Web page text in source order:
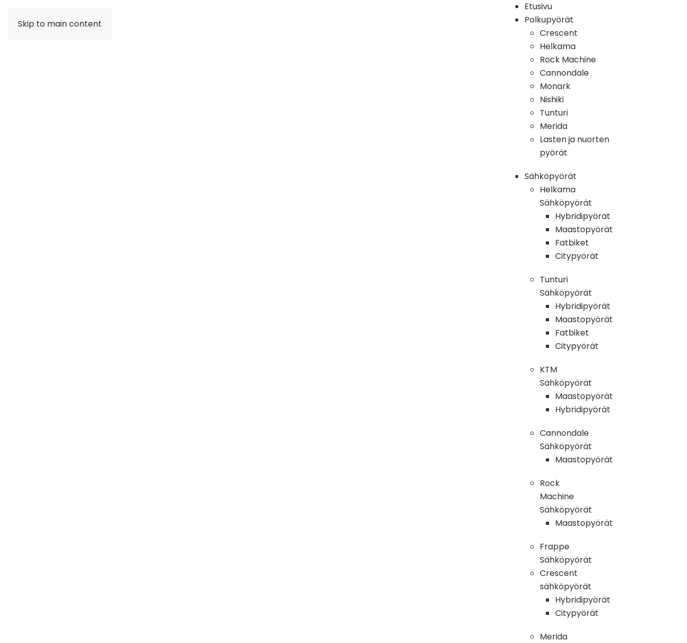
Skip to main content
Etusivu
Polkupyörät
Crescent
Helkama
Rock Machine
Cannondale
Monark
Nishiki
Tunturi
Merida
Lasten ja nuorten
pyörät
Sähköpyörät
Helkama
Sähköpyörät
Hybridipyörät
Maastopyörät
Fatbiket
Citypyörät
Tunturi
Sähköpyörät
Hybridipyörät
Maastopyörät
Fatbiket
Citypyörät
KTM
Sähköpyörät
Maastopyörät
Hybridipyörät
Cannondale
Sähköpyörät
Maastopyörät
Rock
Machine
Sähköpyörät
Maastopyörät
Frappe
Sähköpyörät
Crescent
sähköpyörät
Hybridipyörät
Citypyörät
Merida